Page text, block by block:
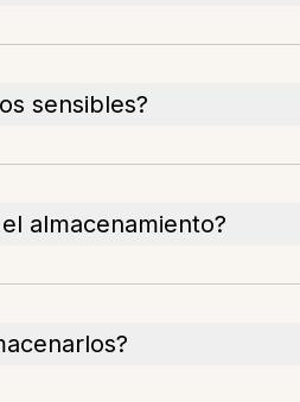
sensibles?
almacenamiento?